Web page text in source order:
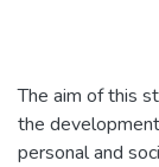
The aim of this
the
personal and